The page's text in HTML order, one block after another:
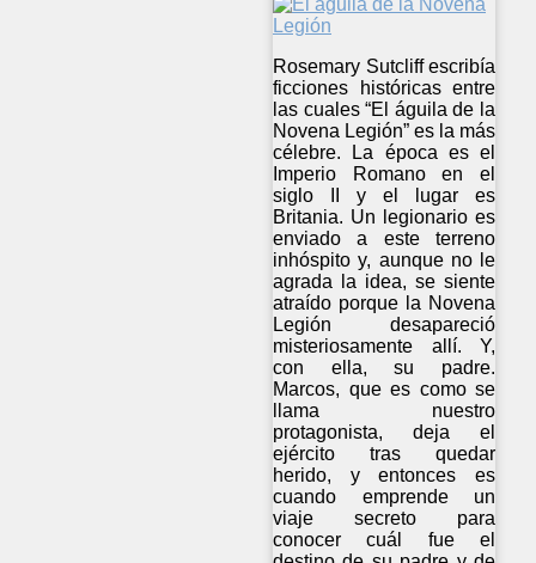
Rosemary Sutcliff escribía
ficciones históricas entre
las cuales “El águila de la
Novena Legión” es la más
célebre. La época es el
Imperio Romano en el
siglo II y el lugar es
Britania. Un legionario es
enviado a este terreno
inhóspito y, aunque no le
agrada la idea, se siente
atraído porque la Novena
Legión desapareció
misteriosamente allí. Y,
con ella, su padre.
Marcos, que es como se
llama nuestro
protagonista, deja el
ejército tras quedar
herido, y entonces es
cuando emprende un
viaje secreto para
conocer cuál fue el